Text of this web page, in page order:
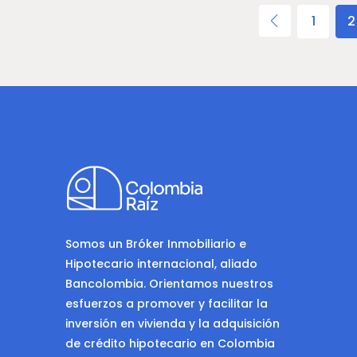
1 2
Somos un Bróker Inmobiliario e
Hipotecario internacional, aliado
Bancolombia. Orientamos nuestros
esfuerzos a promover y facilitar la
inversión en vivienda y la adquisición
de crédito hipotecario en Colombia